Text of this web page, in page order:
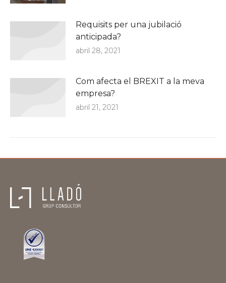
Requisits per una jubilació
anticipada?
abril 28, 2021
Com afecta el BREXIT a la meva
empresa?
abril 21, 2021